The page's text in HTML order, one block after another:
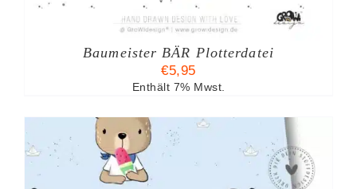
Baumeister BÄR Plotterdatei
€5,95
Enthält 7% Mwst.